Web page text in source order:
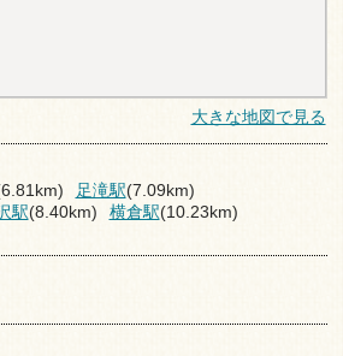
大きな地図で見る
足滝駅(7.09km)
駅(8.40km) 横倉駅(10.23km)